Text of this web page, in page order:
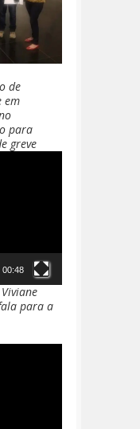
de
em
para
greve
00:48
para a